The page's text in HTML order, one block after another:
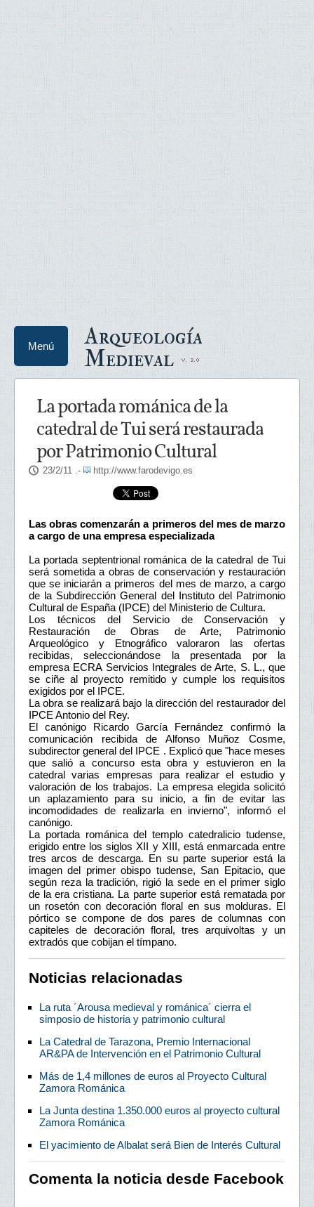
Arqueología
Medieval
Menú
La portada románica de la
catedral de Tui será restaurada
por Patrimonio Cultural
23/2/11 .- http://www.farodevigo.es
Las obras comenzarán a primeros del mes de marzo
a cargo de una empresa especializada
La portada septentrional románica de la catedral de Tui
será sometida a obras de conservación y restauración
que se iniciarán a primeros del mes de marzo, a cargo
de la Subdirección General del Instituto del Patrimonio
Cultural de España (IPCE) del Ministerio de Cultura.
Los técnicos del Servicio de Conservación y
Restauración de Obras de Arte, Patrimonio
Arqueológico y Etnográfico valoraron las ofertas
recibidas, seleccionándose la presentada por la
empresa ECRA Servicios Integrales de Arte, S. L., que
se ciñe al proyecto remitido y cumple los requisitos
exigidos por el IPCE.
La obra se realizará bajo la dirección del restaurador del
IPCE Antonio del Rey.
El canónigo Ricardo García Fernández confirmó la
comunicación recibida de Alfonso Muñoz Cosme,
subdirector general del IPCE . Explicó que "hace meses
que salió a concurso esta obra y estuvieron en la
catedral varias empresas para realizar el estudio y
valoración de los trabajos. La empresa elegida solicitó
un aplazamiento para su inicio, a fin de evitar las
incomodidades de realizarla en invierno", informó el
canónigo.
La portada románica del templo catedralicio tudense,
erigido entre los siglos XII y XIII, está enmarcada entre
tres arcos de descarga. En su parte superior está la
imagen del primer obispo tudense, San Epitacio, que
según reza la tradición, rigió la sede en el primer siglo
de la era cristiana. La parte superior está rematada por
un rosetón con decoración floral en sus molduras. El
pórtico se compone de dos pares de columnas con
capiteles de decoración floral, tres arquivoltas y un
extradós que cobijan el tímpano.
Noticias relacionadas
La ruta ´Arousa medieval y románica´ cierra el
simposio de historia y patrimonio cultural
La Catedral de Tarazona, Premio Internacional
AR&PA de Intervención en el Patrimonio Cultural
Más de 1,4 millones de euros al Proyecto Cultural
Zamora Románica
La Junta destina 1.350.000 euros al proyecto cultural
Zamora Románica
El yacimiento de Albalat será Bien de Interés Cultural
Comenta la noticia desde Facebook